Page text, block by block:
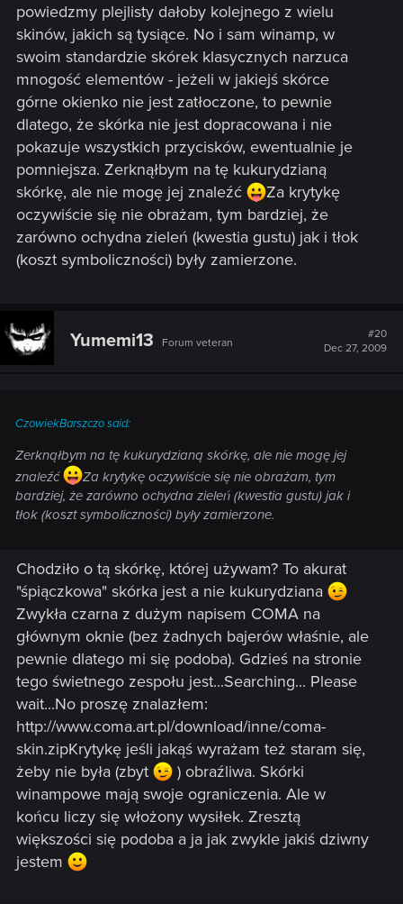
powiedzmy plejlisty dałoby kolejnego z wielu
skinów, jakich są tysiące. No i sam winamp, w
swoim standardzie skórek klasycznych narzuca
mnogość elementów - jeżeli w jakiejś skórce
górne okienko nie jest zatłoczone, to pewnie
dlatego, że skórka nie jest dopracowana i nie
pokazuje wszystkich przycisków, ewentualnie je
pomniejsza. Zerknąłbym na tę kukurydzianą
skórkę, ale nie mogę jej znaleźć
Za krytykę
oczywiście się nie obrażam, tym bardziej, że
zarówno ochydna zieleń (kwestia gustu) jak i tłok
(koszt symboliczności) były zamierzone.
Yumemi13 Forum veteran
#20
Dec 27, 2009
CzowiekBarszczo said:
Zerknąłbym na tę kukurydzianą skórkę, ale nie mogę jej
znaleźć
Za krytykę oczywiście się nie obrażam, tym
bardziej, że zarówno ochydna zieleń (kwestia gustu) jak i
tłok (koszt symboliczności) były zamierzone.
Chodziło o tą skórkę, której używam? To akurat
"śpiączkowa" skórka jest a nie kukurydziana
Zwykła czarna z dużym napisem COMA na
głównym oknie (bez żadnych bajerów właśnie, ale
pewnie dlatego mi się podoba). Gdzieś na stronie
tego świetnego zespołu jest...Searching... Please
wait...No proszę znalazłem:
http://www.coma.art.pl/download/inne/coma-
skin.zipKrytykę jeśli jakąś wyrażam też staram się,
żeby nie była (zbyt
) obraźliwa. Skórki
winampowe mają swoje ograniczenia. Ale w
końcu liczy się włożony wysiłek. Zresztą
większości się podoba a ja jak zwykle jakiś dziwny
jestem